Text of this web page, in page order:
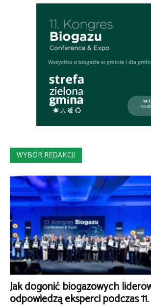
WYBÓR REDAKCJI
Jak dogonić biogazowych
odpowiedzą eksperci podczas